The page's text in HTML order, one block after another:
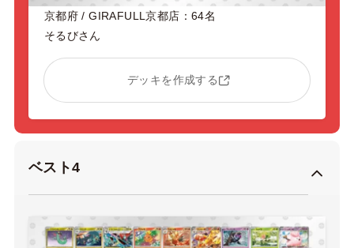
京都府 / GIRAFULL京都店：64名
そるびさん
デッキを作成する
ベスト4